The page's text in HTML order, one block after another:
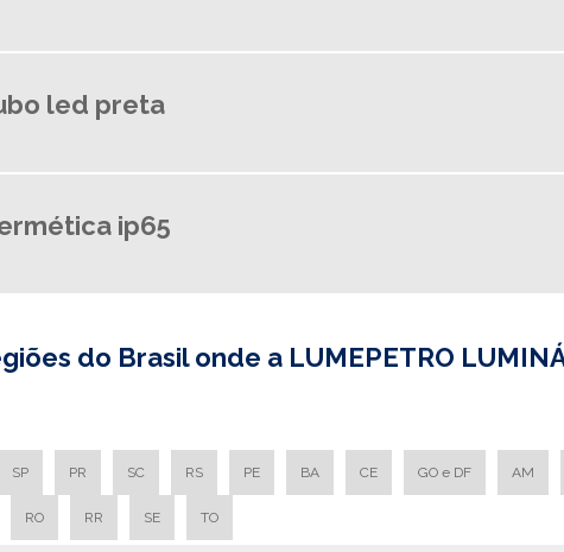
led preta
ip65
do Brasil onde a LUMEPETRO
SP PR SC RS PE BA CE GO e DF AM
RO RR SE TO